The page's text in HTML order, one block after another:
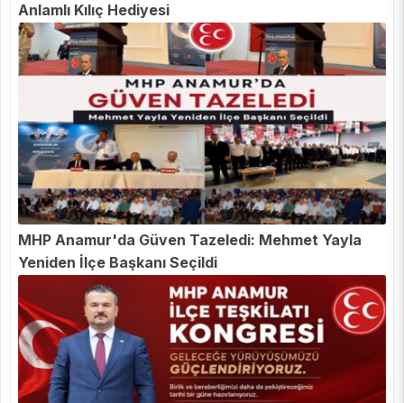
Anlamlı Kılıç Hediyesi
MHP Anamur'da Güven Tazeledi: Mehmet Yayla
Yeniden İlçe Başkanı Seçildi